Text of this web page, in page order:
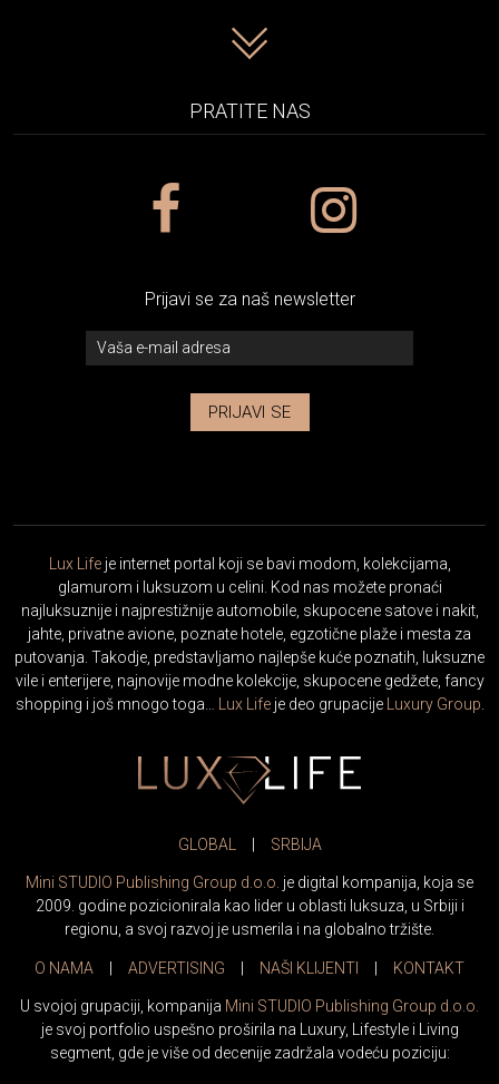
PRATITE NAS
Prijavi se za naš newsletter
PRIJAVI SE
Lux Lifeje internet portal koji se bavi modom, kolekcijama,
glamurom i luksuzom u celini. Kod nas možete pronaći
najluksuznije i najprestižnije automobile, skupocene satove i nakit,
jahte, privatne avione, poznate hotele, egzotične plaže i mesta za
putovanja. Takodje, predstavljamo najlepše kuće poznatih, luksuzne
vile i enterijere, najnovije modne kolekcije, skupocene gedžete, fancy
shopping i još mnogo toga…
Lux Lifeje deo grupacije Luxury Group
GLOBAL SRBIJA
Mini STUDIO Publishing Group d.o.o. je digital kompanija, koja se
2009. godine pozicionirala kao lider u oblasti luksuza, u Srbiji i
regionu, a svoj razvoj je usmerila i na globalno tržište.
O NAMA ADVERTISING NAŠI KLIJENTI KONTAKT
U svojoj grupaciji, kompanija Mini STUDIO Publishing Group d.o.o.
je svoj portfolio uspešno proširila na Luxury, Lifestyle i Living
segment, gde je više od decenije zadržala vodeću poziciju: